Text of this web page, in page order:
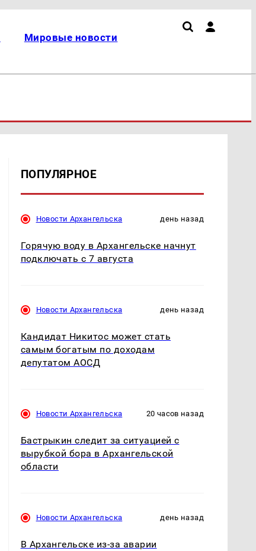
Мировые новости
ПОПУЛЯРНОЕ
Новости Архангельска день назад
Горячую воду в Архангельске начнут
подключать с 7 августа
Новости Архангельска день назад
Кандидат Никитос может стать
самым богатым по доходам
депутатом АОСД
Новости Архангельска 20 часов назад
Бастрыкин следит за ситуацией с
вырубкой бора в Архангельской
области
Новости Архангельска день назад
В Архангельске из-за аварии